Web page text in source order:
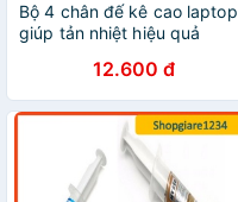
Bộ 4 chân đế kê cao laptop
giúp tản nhiệt hiệu quả
12.600 đ